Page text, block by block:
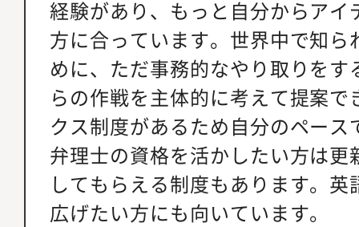
経験があり、もっと自分からア
方に合っています。世界中で知
めに、ただ事務的なやり取りを
らの作戦を主体的に考えて提案
クス制度があるため自分のペー
弁理士の資格を活かしたい方は
してもらえる制度もあります。
広げたい方にも向いています。